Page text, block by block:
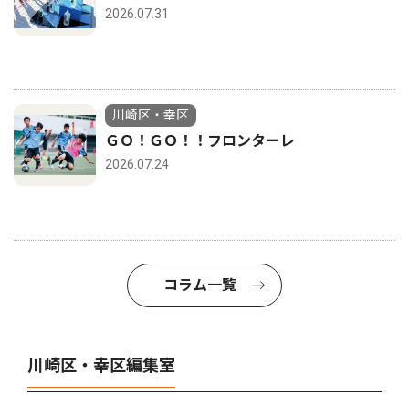
2026.07.31
川崎区・幸区
ＧＯ！ＧＯ！！フロンターレ
2026.07.24
コラム一覧
川崎区・幸区編集室